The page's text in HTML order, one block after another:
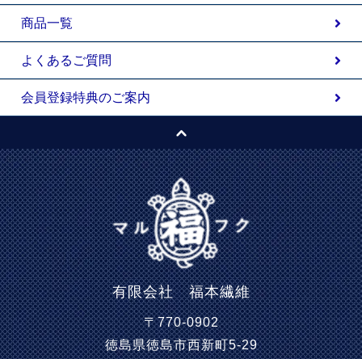
商品一覧
よくあるご質問
会員登録特典のご案内
有限会社 福本繊維
〒770-0902
徳島県徳島市西新町5-29